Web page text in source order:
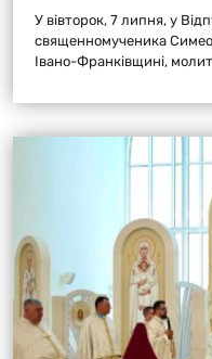
У вівторок, 7 липня, у
священномученика
Івано-Франківщині,